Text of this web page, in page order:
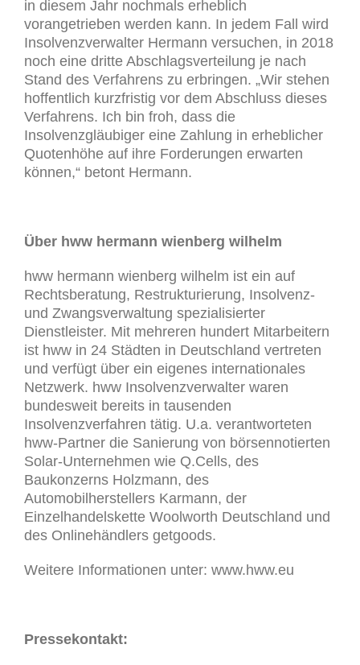
in diesem Jahr nochmals erheblich
vorangetrieben werden kann. In jedem Fall wird
Insolvenzverwalter Hermann versuchen, in 2018
noch eine dritte Abschlagsverteilung je nach
Stand des Verfahrens zu erbringen. „Wir stehen
hoffentlich kurzfristig vor dem Abschluss dieses
Verfahrens. Ich bin froh, dass die
Insolvenzgläubiger eine Zahlung in erheblicher
Quotenhöhe auf ihre Forderungen erwarten
können,“ betont Hermann.
Über hww hermann wienberg wilhelm
hww hermann wienberg wilhelm ist ein auf
Rechtsberatung, Restrukturierung, Insolvenz-
und Zwangsverwaltung spezialisierter
Dienstleister. Mit mehreren hundert Mitarbeitern
ist hww in 24 Städten in Deutschland vertreten
und verfügt über ein eigenes internationales
Netzwerk. hww Insolvenzverwalter waren
bundesweit bereits in tausenden
Insolvenzverfahren tätig. U.a. verantworteten
hww-Partner die Sanierung von börsennotierten
Solar-Unternehmen wie Q.Cells, des
Baukonzerns Holzmann, des
Automobilherstellers Karmann, der
Einzelhandelskette Woolworth Deutschland und
des Onlinehändlers getgoods.
Weitere Informationen unter: www.hww.eu
Pressekontakt: